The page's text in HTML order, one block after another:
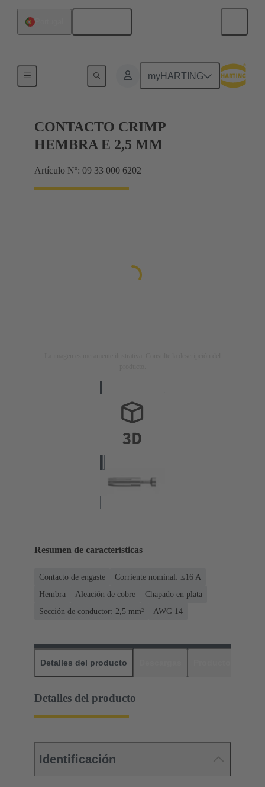
myHARTING
CONTACTO CRIMP
HEMBRA E 2,5 MM
Artículo Nº: 09 33 000 6202
Resumen de características
Contacto de engaste
Corriente nominal: ≤16 A
Hembra
Aleación de cobre
Chapado en plata
Sección de conductor: 2,5 mm²
AWG 14
Detalles del producto
Detalles del producto
Identificación